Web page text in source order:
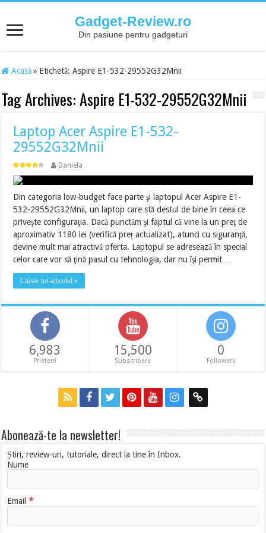
Gadget-Review.ro
Din pasiune pentru gadgeturi
Acasă » Etichetă:Aspire E1-532-29552G32Mnii
Tag Archives:Aspire E1-532-29552G32Mnii
Laptop Acer Aspire E1-532-
29552G32Mnii
Daniela
Din categoria low-budget face parte şi laptopul Acer Aspire E1-
532-29552G32Mnii, un laptop care stă destul de bine în ceea ce
priveşte configuraţia. Dacă punctăm şi faptul că vine la un preţ de
aproximativ 1180 lei (verifică preț actualizat), atunci cu siguranţă,
devine mult mai atractivă oferta. Laptopul se adresează în special
celor care vor să ţină pasul cu tehnologia, dar nu îşi permit …
Citește tot articolul »
6,983
Prieteni
15,500
Subscribers
0
Followers
Abonează-te la newsletter!
Știri, review-uri, tutoriale, direct la tine în Inbox.
Nume
Email*